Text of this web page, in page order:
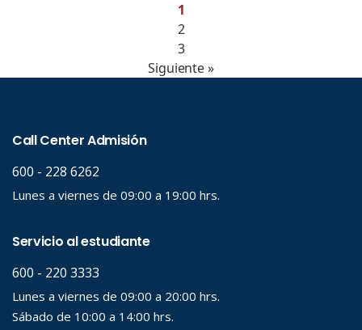
1
2
3
Siguiente »